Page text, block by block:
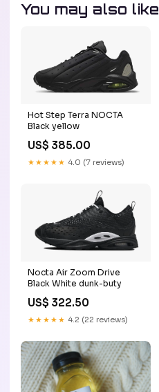
You may also like
Hot Step Terra NOCTA
Black yellow
US$ 385.00
★★★★★ 4.0 (7 reviews)
Nocta Air Zoom Drive
Black White dunk-buty
US$ 322.50
★★★★★ 4.2 (22 reviews)